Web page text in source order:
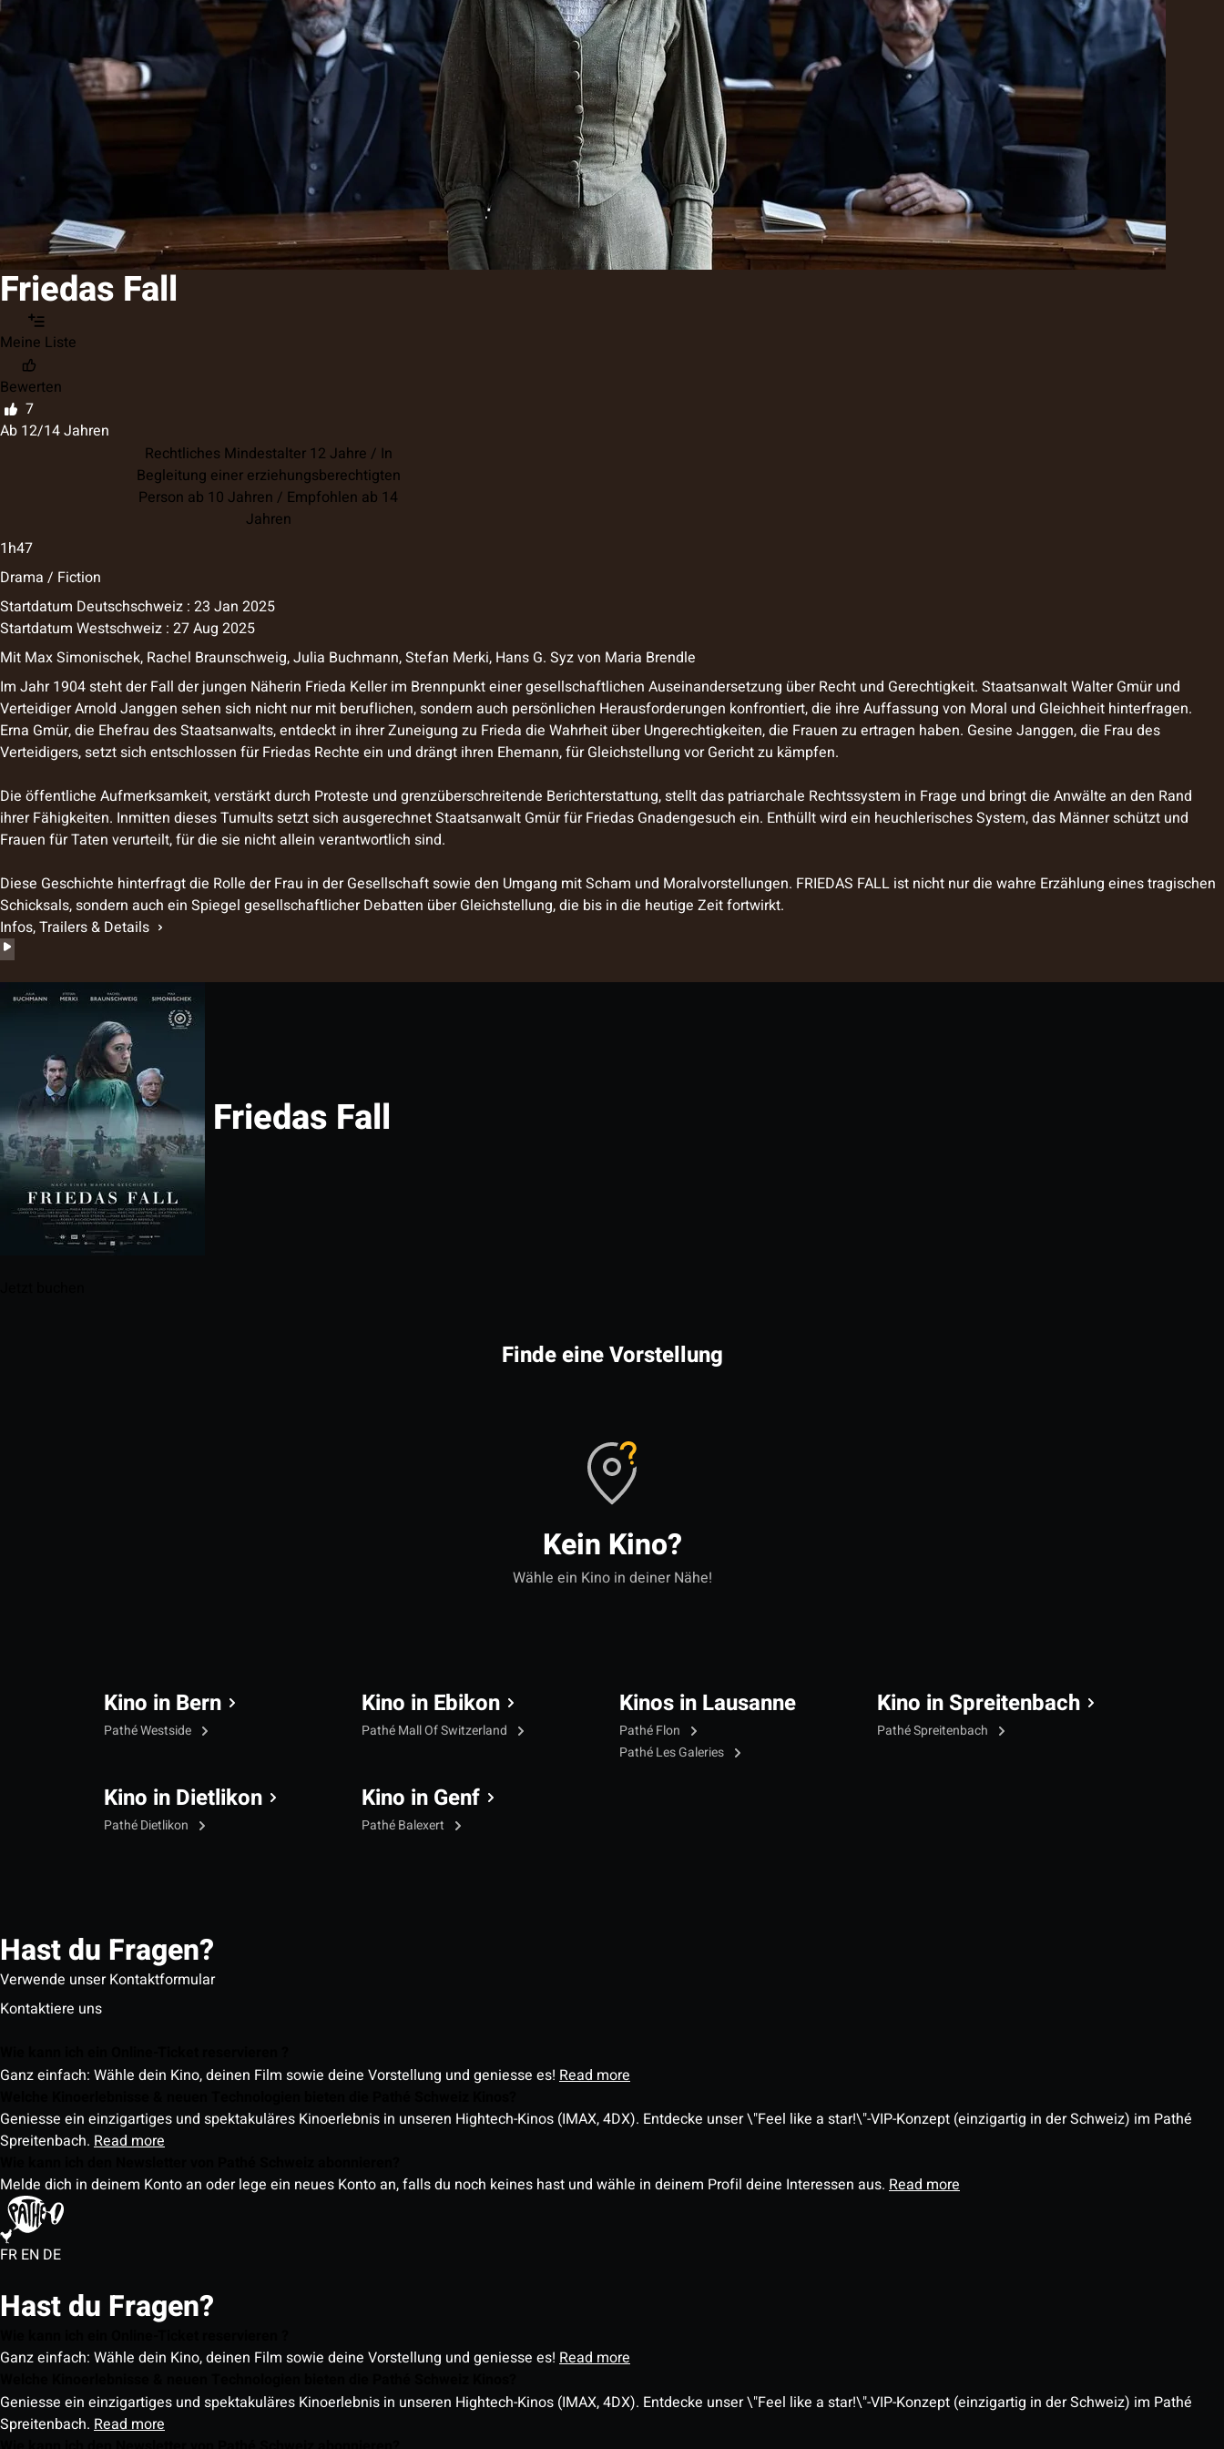
Friedas Fall
Meine Liste
Bewerten
7
Ab 12/14 Jahren
Rechtliches Mindestalter 12 Jahre / In
Begleitung einer erziehungsberechtigten
Person ab 10 Jahren / Empfohlen ab 14
Jahren
1h47
Drama / Fiction
Startdatum Deutschschweiz : 23 Jan 2025
Startdatum Westschweiz : 27 Aug 2025
Mit Max Simonischek, Rachel Braunschweig, Julia Buchmann, Stefan Merki, Hans G. Syzvon Maria Brendle
Im Jahr 1904 steht der Fall der jungen Näherin Frieda Keller im Brennpunkt einer gesellschaftlichen Auseinandersetzung über Recht und Gerechtigkeit. Staatsanwalt Walter Gmür und
Verteidiger Arnold Janggen sehen sich nicht nur mit beruflichen, sondern auch persönlichen Herausforderungen konfrontiert, die ihre Auffassung von Moral und Gleichheit hinterfragen.
Erna Gmür, die Ehefrau des Staatsanwalts, entdeckt in ihrer Zuneigung zu Frieda die Wahrheit über Ungerechtigkeiten, die Frauen zu ertragen haben. Gesine Janggen, die Frau des
Verteidigers, setzt sich entschlossen für Friedas Rechte ein und drängt ihren Ehemann, für Gleichstellung vor Gericht zu kämpfen.
Die öffentliche Aufmerksamkeit, verstärkt durch Proteste und grenzüberschreitende Berichterstattung, stellt das patriarchale Rechtssystem in Frage und bringt die Anwälte an den Rand
ihrer Fähigkeiten. Inmitten dieses Tumults setzt sich ausgerechnet Staatsanwalt Gmür für Friedas Gnadengesuch ein. Enthüllt wird ein heuchlerisches System, das Männer schützt und
Frauen für Taten verurteilt, für die sie nicht allein verantwortlich sind.
Diese Geschichte hinterfragt die Rolle der Frau in der Gesellschaft sowie den Umgang mit Scham und Moralvorstellungen. FRIEDAS FALL ist nicht nur die wahre Erzählung eines tragischen
Schicksals, sondern auch ein Spiegel gesellschaftlicher Debatten über Gleichstellung, die bis in die heutige Zeit fortwirkt.
Infos, Trailers & Details
Friedas Fall
Finde eine Vorstellung
Kein Kino?
Wähle ein Kino in deiner Nähe!
Kino in Bern
Pathé Westside
Kino in Dietlikon
Pathé Dietlikon
Kino in Ebikon
Pathé Mall Of Switzerland
Kino in Genf
Pathé Balexert
Kinos in Lausanne
Pathé Flon
Pathé Les Galeries
Kino in Spreitenbach
Pathé Spreitenbach
Hast du Fragen?
Verwende unser Kontaktformular
Kontaktiere uns
Ganz einfach: Wähle dein Kino, deinen Film sowie deine Vorstellung und geniesse es! Read more
Geniesse ein einzigartiges und spektakuläres Kinoerlebnis in unseren Hightech-Kinos (IMAX, 4DX). Entdecke unser \"Feel like a star!\"-VIP-Konzept (einzigartig in der Schweiz) im Pathé
Spreitenbach. Read more
Melde dich in deinem Konto an oder lege ein neues Konto an, falls du noch keines hast und wähle in deinem Profil deine Interessen aus. Read more
FR EN DE
Hast du Fragen?
Ganz einfach: Wähle dein Kino, deinen Film sowie deine Vorstellung und geniesse es! Read more
Geniesse ein einzigartiges und spektakuläres Kinoerlebnis in unseren Hightech-Kinos (IMAX, 4DX). Entdecke unser \"Feel like a star!\"-VIP-Konzept (einzigartig in der Schweiz) im Pathé
Spreitenbach. Read more